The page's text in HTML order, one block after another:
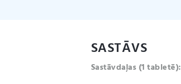
SASTĀVS
Sastāvdaļas (1 tabletē):